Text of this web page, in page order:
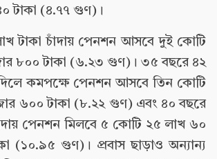
টাকা (৪.৭৭ গুণ)।
টাকা চাঁদায় পেনশন আসবে দুই কোটি
৮০০ টাকা (৬.২৩ গুণ)। ৩৫ বছরে ৪২
দিলে কমপক্ষে পেনশন আসবে তিন কোটি
৬০০ টাকা (৮.২২ গুণ) এবং ৪০ বছরে
পেনশন মিলবে ৫ কোটি ২৫ লাখ ৬০
(১০.৯৫ গুণ)। প্রবাস ছাড়াও অন্যান্য